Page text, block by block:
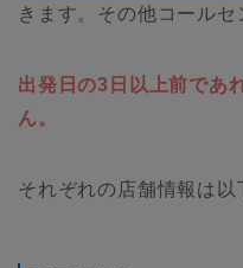
きます。その他コールセ
出発日の3日以上前であ
ん。
それぞれの店舗情報は以